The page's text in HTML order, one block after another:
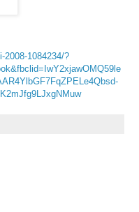
2008-1084234/?